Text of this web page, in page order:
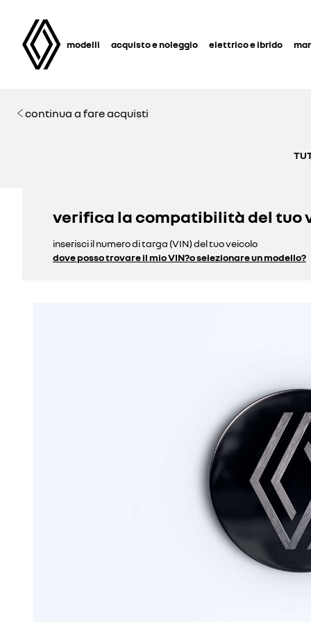
modelli acquisto e noleggio elettrico e ibrido
continua a fare acquisti
verifica la compatibilità del tuo
inserisci il numero di targa (VIN) del tuo veicolo
dove posso trovare il mio VIN?o selezionare un modello?